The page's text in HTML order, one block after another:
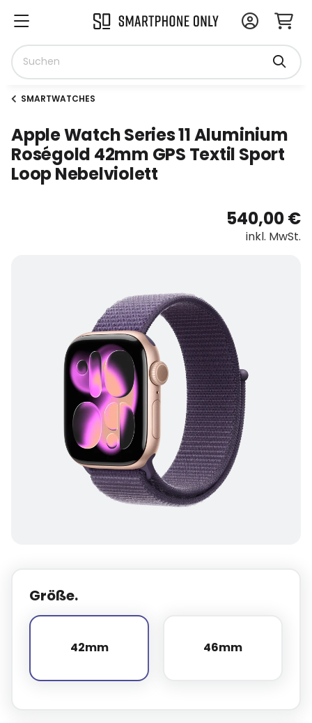
SMARTWATCHES
Apple Watch Series 11 Aluminium
Roségold 42mm GPS Textil Sport
Loop Nebelviolett
540,00 €
inkl. MwSt.
Größe.
42mm
42mm 46mm
46mm